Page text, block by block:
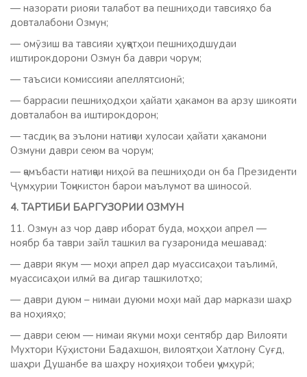
— назорати риояи талабот ва пешниҳоди тавсияҳо ба
довталабони Озмун;
— омӯзиш ва тавсияи ҳуҷҷатҳои пешниҳодшудаи
иштирокдорони Озмун ба даври чорум;
— таъсиси комиссияи апеллятсионӣ;
— баррасии пешниҳодҳои ҳайати ҳакамон ва арзу шикояти
довталабон ва иштирокдорон;
— тасдиқ ва эълони натиҷаи хулосаи ҳайати ҳакамони
Озмуни даври сеюм ва чорум;
— ҷамъбасти натиҷаи ниҳоӣ ва пешниҳоди он ба Президенти
Ҷумҳурии Тоҷикистон барои маълумот ва шиносоӣ.
4. ТАРТИБИ БАРГУЗОРИИ ОЗМУН
11. Озмун аз чор давр иборат буда, моҳҳои апрел —
ноябр ба таври зайл ташкил ва гузаронида мешавад:
— даври якум — моҳи апрел дар муассисаҳои таълимӣ,
муассисаҳои илмӣ ва дигар ташкилотҳо;
— даври дуюм – нимаи дуюми моҳи май дар маркази шаҳр
ва ноҳияҳо;
— даври сеюм — нимаи якуми моҳи сентябр дар Вилояти
Мухтори Кӯҳистони Бадахшон, вилоятҳои Хатлону Суғд,
шаҳри Душанбе ва шаҳру ноҳияҳои тобеи ҷумҳурӣ;